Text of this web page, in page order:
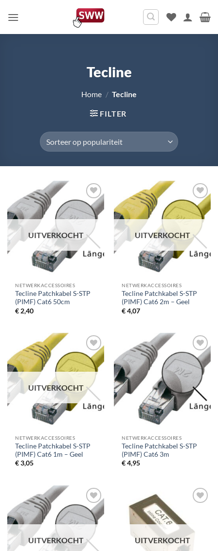
naar
Tecline
Home / Tecline
FILTER
UITVERKOCHT
NETWERKACCESSOIRES
Tecline Patchkabel S-STP
(PIMF) Cat6 50cm
€ 2,40
UITVERKOCHT
NETWERKACCESSOIRES
Tecline Patchkabel S-STP
(PIMF) Cat6 2m – Geel
€4,07
UITVERKOCHT
NETWERKACCESSOIRES
Tecline Patchkabel S-STP
(PIMF) Cat6 1m – Geel
€3,05
NETWERKACCESSOIRES
Tecline Patchkabel S-STP
(PIMF) Cat6 3m
€4,95
UITVERKOCHT UITVERKOCHT